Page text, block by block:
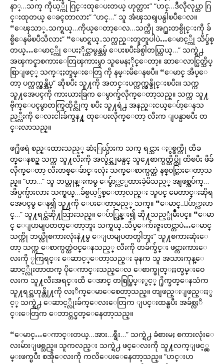
နာ္…သက္ ကိုယ့္ကို ဂြင္းထုေပးတယ္ ဟုတ္လား” “ဟင္…ဒီလိုလုပ္တာ ဂြ
င္းထုတယ္ ေခၚတာလား” “ဟင္…” သူ အံၾသရျပန္ပါၿပီေလ။
“ေၾသာ္..သက္ရယ္…ကိုယ္ေတာ့ေလ…သက္ကို အ႐ူးတစ္ပိုင္းကို ခ်
စ္မိေနမိၿပီသိလား” “ေမာင္ရယ္..သက္လည္းတူတူပါပဲ…ေမာင့္ကို သိပ္ခ်စ္
တယ္…ေမာင့္ကို ေပးႏိုင္တာမွန္သမွ် ေပးၿပီးခ်စ္ပါတယ္ကြယ္…” သက္ရဲ႕
အၾကင္နာစကားေတြၾကားမွာ သူမေနႏိုင္ေတာ့။ ဆာေလာင္မြတ္သိပ္
စြာျဖင့္ သက္ႏႈတ္ခမ္းေတြ ကို နမ္းမိေနၿပီ။ “ေမာင္ အိပ္ေ
တာ့ ပက္လက္လွန္အိပ္” ဆိုၿပီး သူ႔ကို အတင္းပက္လက္လွန္ခိုင္းၿပီး။ သက္က
သူ႔အေပၚကို ကားယားခြက ေမွာက္ခ်လိုက္ေတာ့သည္။ သက္က သူ႔
ဗိုက္ေပၚမွာတက္ခြထိုင္လိုက္ ၿပီး သူ႔ရဲ႕ အနည္းငယ္ေပ်ာ့ေနသ
ည့္လီးကို ေလးငါးခ်က္ခန႔္ ထုေပးလိုက္ေတာ့ လီးက ျပန္မာၿပီး တ
င္းလာသည္။
ဖ႐ိုဖရဲ စည္းထားသည့္ ဆံႏြယ္မ်ားက သက္ ရင္သား ႏွစ္ဖက္ကို ထိခ
တ္ေနစဥ္ သက္က သူ႔လီးကို အလွ်င္အျမန္ပင္ သူ႔ေစာက္ပတ္ထိပ္ကို ထိၿပီး ဖိခ်
လိုက္ေတာ့ လီးတစ္ေခ်ာင္းလုံး သက္ေစာက္ပတ္ထဲ နစ္ဝင္သြားေတာ့သ
ည္။ “ဟာ…” သူ ဘယ္တုန္းကမွ ေမွ်ာ္လင့္မထားခဲ့မိသည့္ အျဖစ္အပ်က္…
အိပ္မက္မ်ားလား သက္ရယ္…ခ်စ္မယ့္ခ်စ္ေတာ့လည္း သူပင္ မေတာင္းဆိုရ
အေပၚမွ ေန၍ သူ႔ကို ေပးေတာ့မည့္ သက္။ “ေမာင္..ေပ်ာ္လားဟ
င္…” သူ႔ရင္ထဲဆို႔သြားသည္။ ေပ်ာ္လြန္း၍ ဆို႔သည့္ပုံမ်ိဳးပင္။ “ေမာ
င္ ေျပာမျပတတ္ေတာ့ဘူး သက္ရယ္..သိပ္ေက်းဇူးတင္တာပဲ…ေမာင္
သက္ကို ဘယ္လိုစကားလုံးနဲ႔မွ ေျပာမျပတတ္ပါဘူး” သူ႔စကားဆုံးေ
တာ့ သက္က ေစာက္ပတ္ထဲဝင္ေနသည့္ လီးကို တခ်က္ခ်င္း ဖင္ကားကားေ
လးကို ႂကြရင္း ေဆာင့္ေတာ့သည္း ခုနက သူ အသားကုန္ေ
ဆာင့္လိုးတာထက္ ပိုေကာင္းသည္ေလ ေစာက္ဖုတ္ႏႈတ္ခမ္းဝေ
လးက သူ႔လီးအရင္းထိ ေအာင္ တစြပ္စြပ္ႏွင့္ ႐ိုက္ခတ္ေနသံက
သူ႔ရင္အဟုန္တို႔ကို လႈိက္ေမာေစေတာ့သည္။ တျဖည္းျဖည္းႏွ
င့္ သက္ရဲ႕ ေဆာင့္လိုးခ်က္ေလးေတြက ျပင္းထန္ၿပီး အခ်စ္လႈိ
င္းေတြက ေဘာင္ဘင္ခတ္ေနေတာ့သည္။
“ေမာင္…ေကာင္းတယ္…အား…ရွီး…” သက္ရဲ႕ ခံစားမႈ စကားလုံးေ
လးမ်ားျဖစ္သည္။ သူကလည္း သက္ရဲ႕ ဖင္ေလးကို သူ႔လက္ျဖင့္လွ
မ္းဖက္ၿပီး စအိုေလးကို ကလိေပးေနေတာ့သည္။ “ဟင္းဟ